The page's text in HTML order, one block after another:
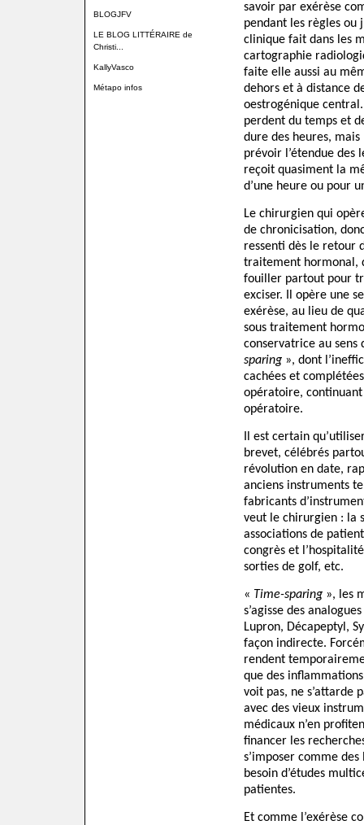
BLOGJFV
LE BLOG LITTÉRAIRE de
Christi...
KallyVasco
Métapo infos
savoir par exérèse
pendant les règles ou
clinique fait dans les
cartographie
faite elle aussi au
dehors et à distance
oestrogénique
perdent du temps et
dure des heures,
prévoir l’étendue des
reçoit quasiment la
d’une heure ou pour
Le chirurgien qui
de chronicisation,
ressenti dès le retour
traitement hormonal,
fouiller partout pour
exciser. Il opère une
exérèse, au lieu de
sous traitement
conservatrice au
sparing», dont
cachées et
opératoire,
opératoire.
Il est certain
brevet, célébrés
révolution en date,
anciens instruments
fabricants
veut le chirurgien : la
associations de
congrès et
sorties de golf, etc.
« Time-sparing», les
s’agisse des
Lupron, Décapeptyl,
façon indirecte.
rendent
que des
voit pas, ne s’attarde
avec des vieux
médicaux n’en
financer les
s’imposer comme
besoin d’études
patientes.
Et comme l’exérèse